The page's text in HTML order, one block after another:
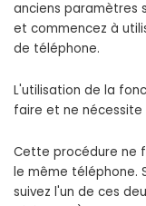
anciens paramètres
et commencez à
de téléphone.
L'utilisation de la
faire et ne nécessite
Cette procédure ne
le même téléphone.
suivez l'un de ces